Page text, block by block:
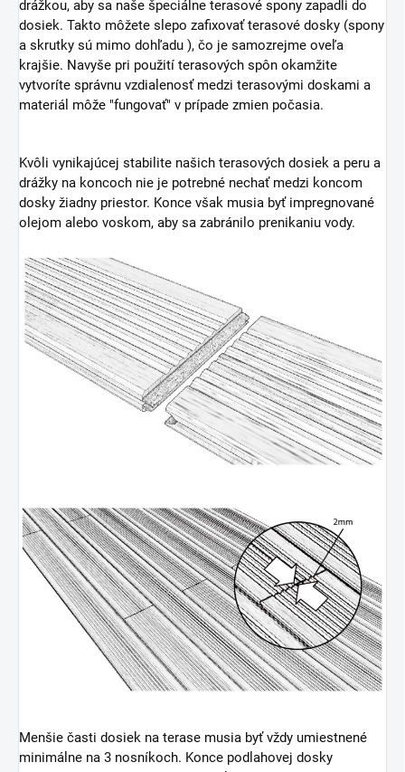
drážkou, aby sa naše špeciálne terasové spony zapadli do
dosiek. Takto môžete slepo zafixovať terasové dosky (spony
a skrutky sú mimo dohľadu ), čo je samozrejme oveľa
krajšie. Navyše pri použití terasových spôn okamžite
vytvoríte správnu vzdialenosť medzi terasovými doskami a
materiál môže "fungovať" v prípade zmien počasia.
Kvôli vynikajúcej stabilite našich terasových dosiek a peru a
drážky na koncoch nie je potrebné nechať medzi koncom
dosky žiadny priestor. Konce však musia byť impregnované
olejom alebo voskom, aby sa zabránilo prenikaniu vody.
Menšie časti dosiek na terase musia byť vždy umiestnené
minimálne na 3 nosníkoch. Konce podlahovej dosky